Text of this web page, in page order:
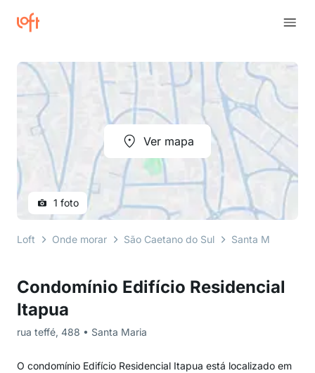
Condomínio Edifício Residencial
Itapua
rua teffé, 488 • Santa Maria
O condomínio Edifício Residencial Itapua está localizado em
Ver mapa
1 foto
Loft Onde morar São Caetano do Sul Santa Maria